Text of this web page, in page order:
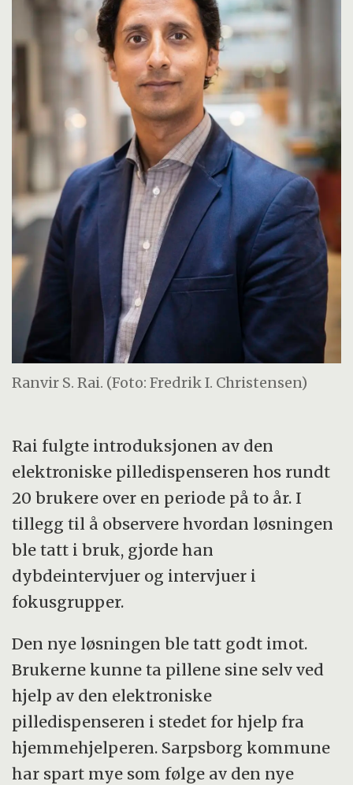
Ranvir S. Rai. (Foto: Fredrik I. Christensen)
Rai fulgte introduksjonen av den
elektroniske pilledispenseren hos rundt
20 brukere over en periode på to år. I
tillegg til å observere hvordan løsningen
ble tatt i bruk, gjorde han
dybdeintervjuer og intervjuer i
fokusgrupper.
Den nye løsningen ble tatt godt imot.
Brukerne kunne ta pillene sine selv ved
hjelp av den elektroniske
pilledispenseren i stedet for hjelp fra
hjemmehjelperen. Sarpsborg kommune
har spart mye som følge av den nye